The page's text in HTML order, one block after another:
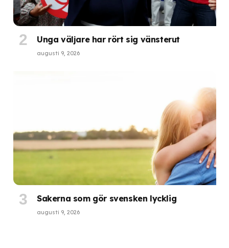
Unga väljare har rört sig vänsterut
augusti 9, 2026
Sakerna som gör svensken lycklig
augusti 9, 2026